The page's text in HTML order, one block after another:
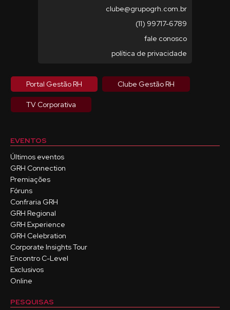
clube@grupogrh.com.br
(11) 99717-6789
fale conosco
política de privacidade
Portal Gestão RH Clube Gestão RH
TV Corporativa
EVENTOS
Últimos eventos
GRH Connection
Premiações
Fóruns
Confraria GRH
GRH Regional
GRH Experience
GRH Celebration
Corporate Insights Tour
Encontro C-Level
Exclusivos
Online
PESQUISAS